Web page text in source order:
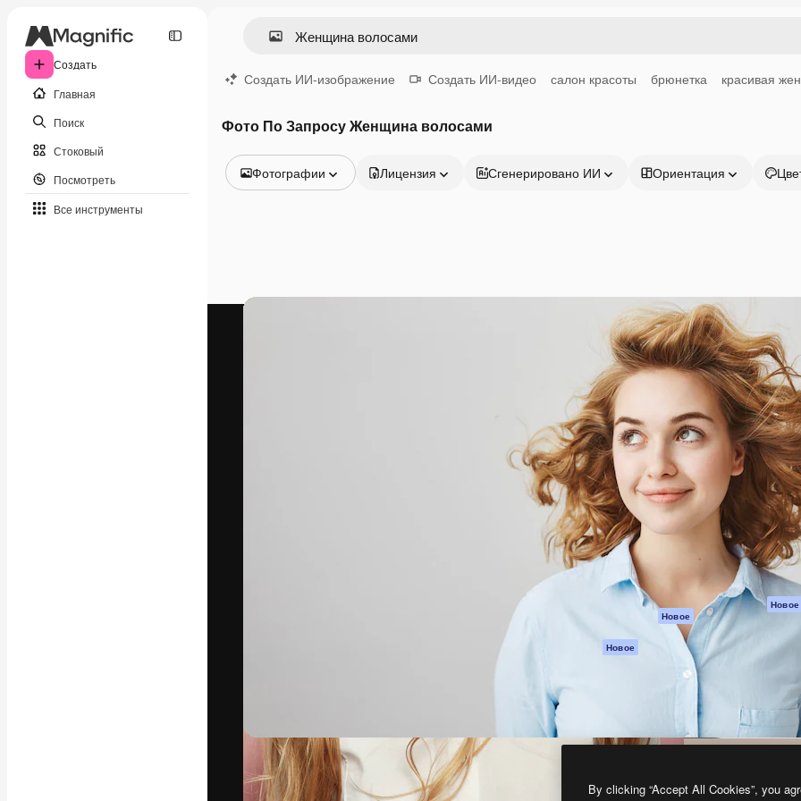
Создать
Главная
Поиск
Стоковый
Посмотреть
Все инструменты
Создать ИИ-изображение Создать ИИ-видео салон красоты брюнетка красивая
Фото По Запросу Женщина волосами
Фотографии
Видео
Лицензия Сгенерировано ИИ Ориентация
ваших лучших работ. Более 1 миллиона
Продукция
Spaces
ИИ-помощник
Генератор
изображений ИИ
Генератор видео
ИИ
Генератор голоса
на основе ИИ
Стоковый контент
Новое
Новое
Мобильное
Magnific
Начать
Academy
Документация
Пакету ИИ
Служба
поддержки
Условия и
положения
Политика
Оригиналы Новое
Политика файлов
cookie
Центр доверия
Партнеры
Предприятие
By clicking “Accept All Cookies”, you